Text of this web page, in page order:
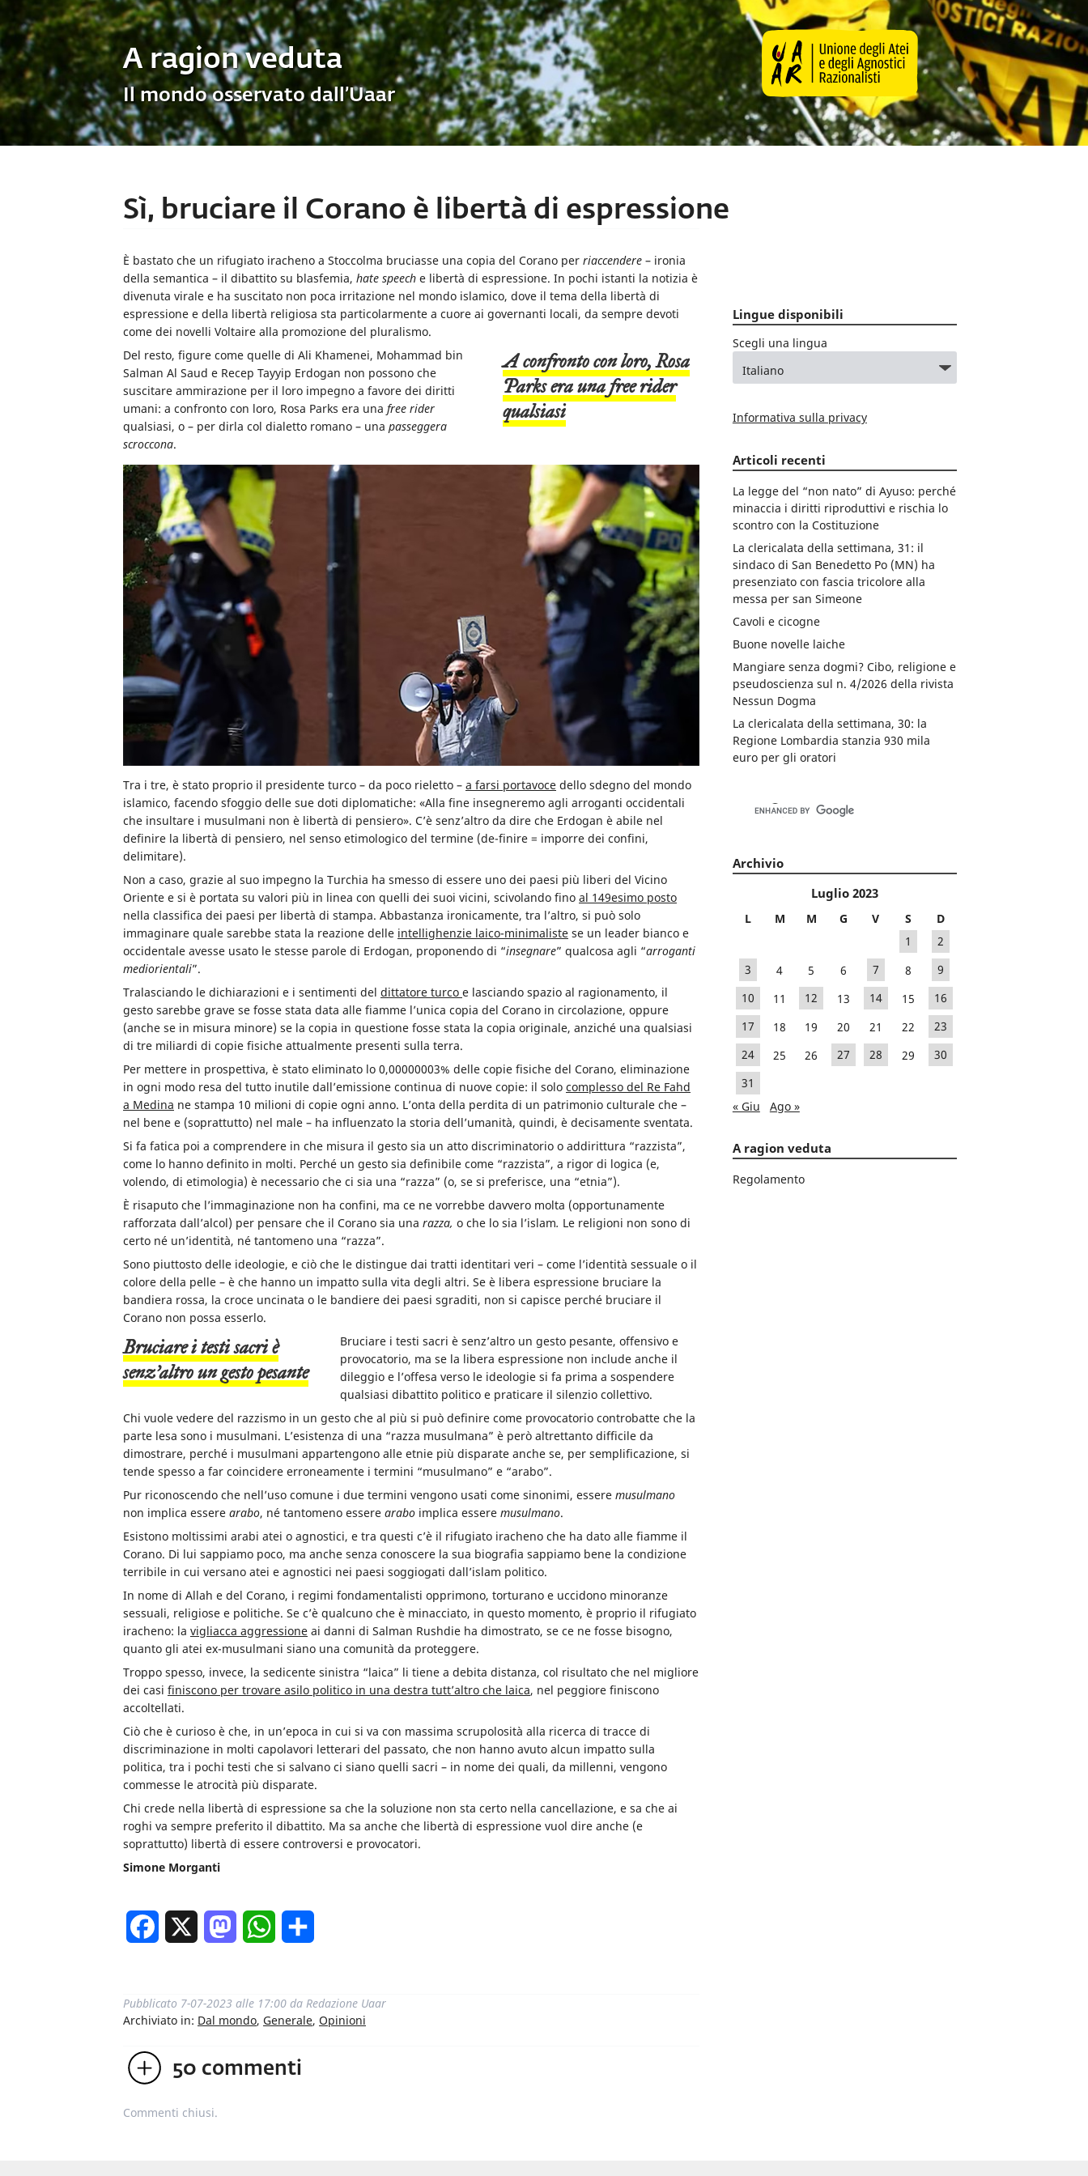
A ragion veduta
Il mondo osservato dall’Uaar
Sì, bruciare il Corano è libertà di espressione
È bastato che un rifugiato iracheno a Stoccolma bruciasse una copia del Corano per riaccendere – ironia
della semantica – il dibattito su blasfemia, hate speech e libertà di espressione. In pochi istanti la notizia è
divenuta virale e ha suscitato non poca irritazione nel mondo islamico, dove il tema della libertà di
espressione e della libertà religiosa sta particolarmente a cuore ai governanti locali, da sempre devoti
come dei novelli Voltaire alla promozione del pluralismo.
a confronto con loro, Rosa
Parks era unafree rider
qualsiasi
Del resto, figure come quelle di Ali Khamenei, Mohammad bin
Salman Al Saud e Recep Tayyip Erdogan non possono che
suscitare ammirazione per il loro impegno a favore dei diritti
umani: a confronto con loro, Rosa Parks era una free rider
qualsiasi, o – per dirla col dialetto romano – una passeggera
scroccona.
Tra i tre, è stato proprio il presidente turco – da poco rieletto – a farsi portavoce dello sdegno del mondo
islamico, facendo sfoggio delle sue doti diplomatiche: «Alla fine insegneremo agli arroganti occidentali
che insultare i musulmani non è libertà di pensiero». C’è senz’altro da dire che Erdogan è abile nel
definire la libertà di pensiero, nel senso etimologico del termine (de-finire = imporre dei confini,
delimitare).
Non a caso, grazie al suo impegno la Turchia ha smesso di essere uno dei paesi più liberi del Vicino
Oriente e si è portata su valori più in linea con quelli dei suoi vicini, scivolando fino al 149esimo posto
nella classifica dei paesi per libertà di stampa. Abbastanza ironicamente, tra l’altro, si può solo
immaginare quale sarebbe stata la reazione delle intellighenzie laico-minimaliste se un leader bianco e
occidentale avesse usato le stesse parole di Erdogan, proponendo di “insegnare” qualcosa agli “arroganti
mediorientali”.
Tralasciando le dichiarazioni e i sentimenti del dittatore turco e lasciando spazio al ragionamento, il
gesto sarebbe grave se fosse stata data alle fiamme l’unica copia del Corano in circolazione, oppure
(anche se in misura minore) se la copia in questione fosse stata la copia originale, anziché una qualsiasi
di tre miliardi di copie fisiche attualmente presenti sulla terra.
Per mettere in prospettiva, è stato eliminato lo 0,00000003% delle copie fisiche del Corano, eliminazione
in ogni modo resa del tutto inutile dall’emissione continua di nuove copie: il solo complesso del Re Fahd
a Medina ne stampa 10 milioni di copie ogni anno. L’onta della perdita di un patrimonio culturale che –
nel bene e (soprattutto) nel male – ha influenzato la storia dell’umanità, quindi, è decisamente sventata.
Si fa fatica poi a comprendere in che misura il gesto sia un atto discriminatorio o addirittura “razzista”,
come lo hanno definito in molti. Perché un gesto sia definibile come “razzista”, a rigor di logica (e,
volendo, di etimologia) è necessario che ci sia una “razza” (o, se si preferisce, una “etnia”).
È risaputo che l’immaginazione non ha confini, ma ce ne vorrebbe davvero molta (opportunamente
rafforzata dall’alcol) per pensare che il Corano sia una razza, o che lo sia l’islam. Le religioni non sono di
certo né un’identità, né tantomeno una “razza”.
Sono piuttosto delle ideologie, e ciò che le distingue dai tratti identitari veri – come l’identità sessuale o il
colore della pelle – è che hanno un impatto sulla vita degli altri. Se è libera espressione bruciare la
bandiera rossa, la croce uncinata o le bandiere dei paesi sgraditi, non si capisce perché bruciare il
Corano non possa esserlo.
Bruciare i testi sacri è
senz’altro un gesto pesante
Bruciare i testi sacri è senz’altro un gesto pesante, offensivo e
provocatorio, ma se la libera espressione non include anche il
dileggio e l’offesa verso le ideologie si fa prima a sospendere
qualsiasi dibattito politico e praticare il silenzio collettivo.
Chi vuole vedere del razzismo in un gesto che al più si può definire come provocatorio controbatte che la
parte lesa sono i musulmani. L’esistenza di una “razza musulmana” è però altrettanto difficile da
dimostrare, perché i musulmani appartengono alle etnie più disparate anche se, per semplificazione, si
tende spesso a far coincidere erroneamente i termini “musulmano” e “arabo”.
Pur riconoscendo che nell’uso comune i due termini vengono usati come sinonimi, essere musulmano
non implica essere arabo, né tantomeno essere arabo implica essere musulmano.
Esistono moltissimi arabi atei o agnostici, e tra questi c’è il rifugiato iracheno che ha dato alle fiamme il
Corano. Di lui sappiamo poco, ma anche senza conoscere la sua biografia sappiamo bene la condizione
terribile in cui versano atei e agnostici nei paesi soggiogati dall’islam politico.
In nome di Allah e del Corano, i regimi fondamentalisti opprimono, torturano e uccidono minoranze
sessuali, religiose e politiche. Se c’è qualcuno che è minacciato, in questo momento, è proprio il rifugiato
iracheno: la vigliacca aggressione ai danni di Salman Rushdie ha dimostrato, se ce ne fosse bisogno,
quanto gli atei ex-musulmani siano una comunità da proteggere.
Troppo spesso, invece, la sedicente sinistra “laica” li tiene a debita distanza, col risultato che nel migliore
dei casi finiscono per trovare asilo politico in una destra tutt’altro che laica, nel peggiore finiscono
accoltellati.
Ciò che è curioso è che, in un’epoca in cui si va con massima scrupolosità alla ricerca di tracce di
discriminazione in molti capolavori letterari del passato, che non hanno avuto alcun impatto sulla
politica, tra i pochi testi che si salvano ci siano quelli sacri – in nome dei quali, da millenni, vengono
commesse le atrocità più disparate.
Chi crede nella libertà di espressione sa che la soluzione non sta certo nella cancellazione, e sa che ai
roghi va sempre preferito il dibattito. Ma sa anche che libertà di espressione vuol dire anche (e
soprattutto) libertà di essere controversi e provocatori.
Simone Morganti
Facebook MastodonWhatsApp
Pubblicato 7-07-2023 alle 17:00 da Redazione Uaar
Archiviato in: Dal mondo, Generale, Opinioni
50 commenti
Commenti chiusi.
Lingue disponibili
Scegli una lingua
Informativa sulla privacy
Articoli recenti
La legge del “non nato” di Ayuso: perché
minaccia i diritti riproduttivi e rischia lo
scontro con la Costituzione
La clericalata della settimana, 31: il
sindaco di San Benedetto Po (MN) ha
presenziato con fascia tricolore alla
messa per san Simeone
Cavoli e cicogne
Buone novelle laiche
Mangiare senza dogmi? Cibo, religione e
pseudoscienza sul n. 4/2026 della rivista
Nessun Dogma
La clericalata della settimana, 30: la
Regione Lombardia stanzia 930 mila
euro per gli oratori
Archivio
Luglio 2023
L M M G V S
D
1
2
3
4 5 6 7 8
9
10
11 12 13 14 15
16
17
18 19 20 21 22
23
24
25 26 27 28 29
30
31
« Giu
Ago »
A ragion veduta
Regolamento